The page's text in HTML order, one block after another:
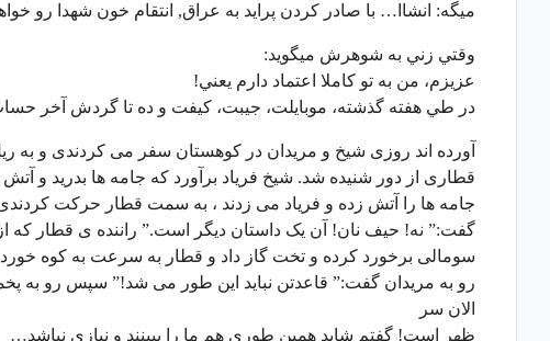
میگه: انشاا… با صادر کردن پراید به عراق, انتقام خون شهدا رو
وقتي زني به شوهرش ميگويد:
عزيزم، من به تو کاملا اعتماد دارم يعني!
در طي هفته گذشته، موبايلت، جيبت، کيفت و ده تا گردش آخر
آورده اند روزی شیخ و مریدان در کوهستان سفر می کردندی و به
قطاری از دور شنیده شد. شیخ فریاد برآورد که جامه ها بدرید و
جامه ها را آتش زده و فریاد می زدند ، به سمت قطار حرکت
گفت:” نه! حیف نان! آن یک ‏داستان دیگر است.” راننده ی قطار که
سومالی برخورد کرده و تخت گاز داد و قطار به سرعت به کوه
رو به مریدان گفت:” قاعدتن نباید این طور می شد!” سپس رو به
الان سر
ظهر است! گفتم شاید همین طوری هم ما را ببینند و نیازی نباشد…